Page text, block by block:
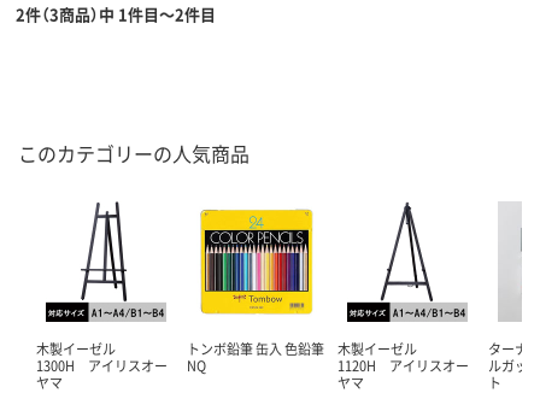
2件（3商品）中 1件目～2件目
このカテゴリーの人気商品
木製イーゼル
1300H アイリスオー
ヤマ
トンボ鉛筆 缶入 色鉛筆
NQ
木製イーゼル
1120H アイリスオー
ヤマ
ターナ
ルガッ
ト